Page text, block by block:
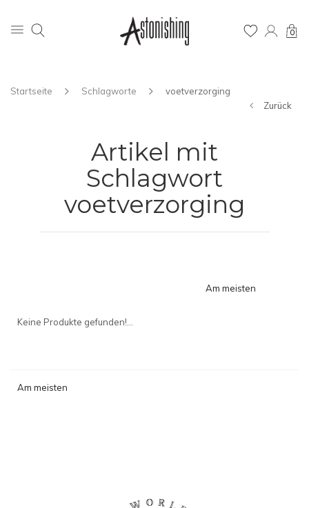
0
Startseite Schlagworte
voetverzorging
Zurück
Artikel mit
Schlagwort
voetverzorging
Am meisten
Keine Produkte gefunden!...
Am meisten